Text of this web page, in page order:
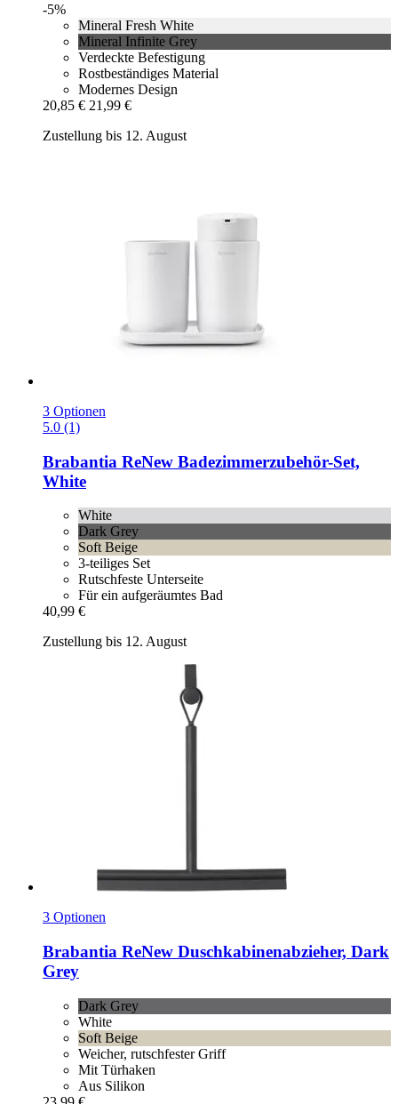
-5%
Mineral Fresh White
Mineral Infinite Grey
Verdeckte Befestigung
Rostbeständiges Material
Modernes Design
20,85 € 21,99 €
Zustellung bis 12. August
3 Optionen
5.0 (1)
Brabantia ReNew Badezimmerzubehör-​Set,
White
White
Dark Grey
Soft Beige
3-teiliges Set
Rutschfeste Unterseite
Für ein aufgeräumtes Bad
40,99 €
Zustellung bis 12. August
3 Optionen
Brabantia ReNew Duschkabinenabzieher, Dark
Grey
Dark Grey
White
Soft Beige
Weicher, rutschfester Griff
Mit Türhaken
Aus Silikon